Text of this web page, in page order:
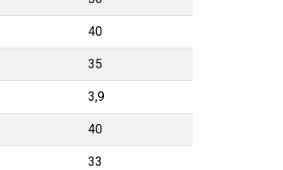
40
35
3,9
40
33